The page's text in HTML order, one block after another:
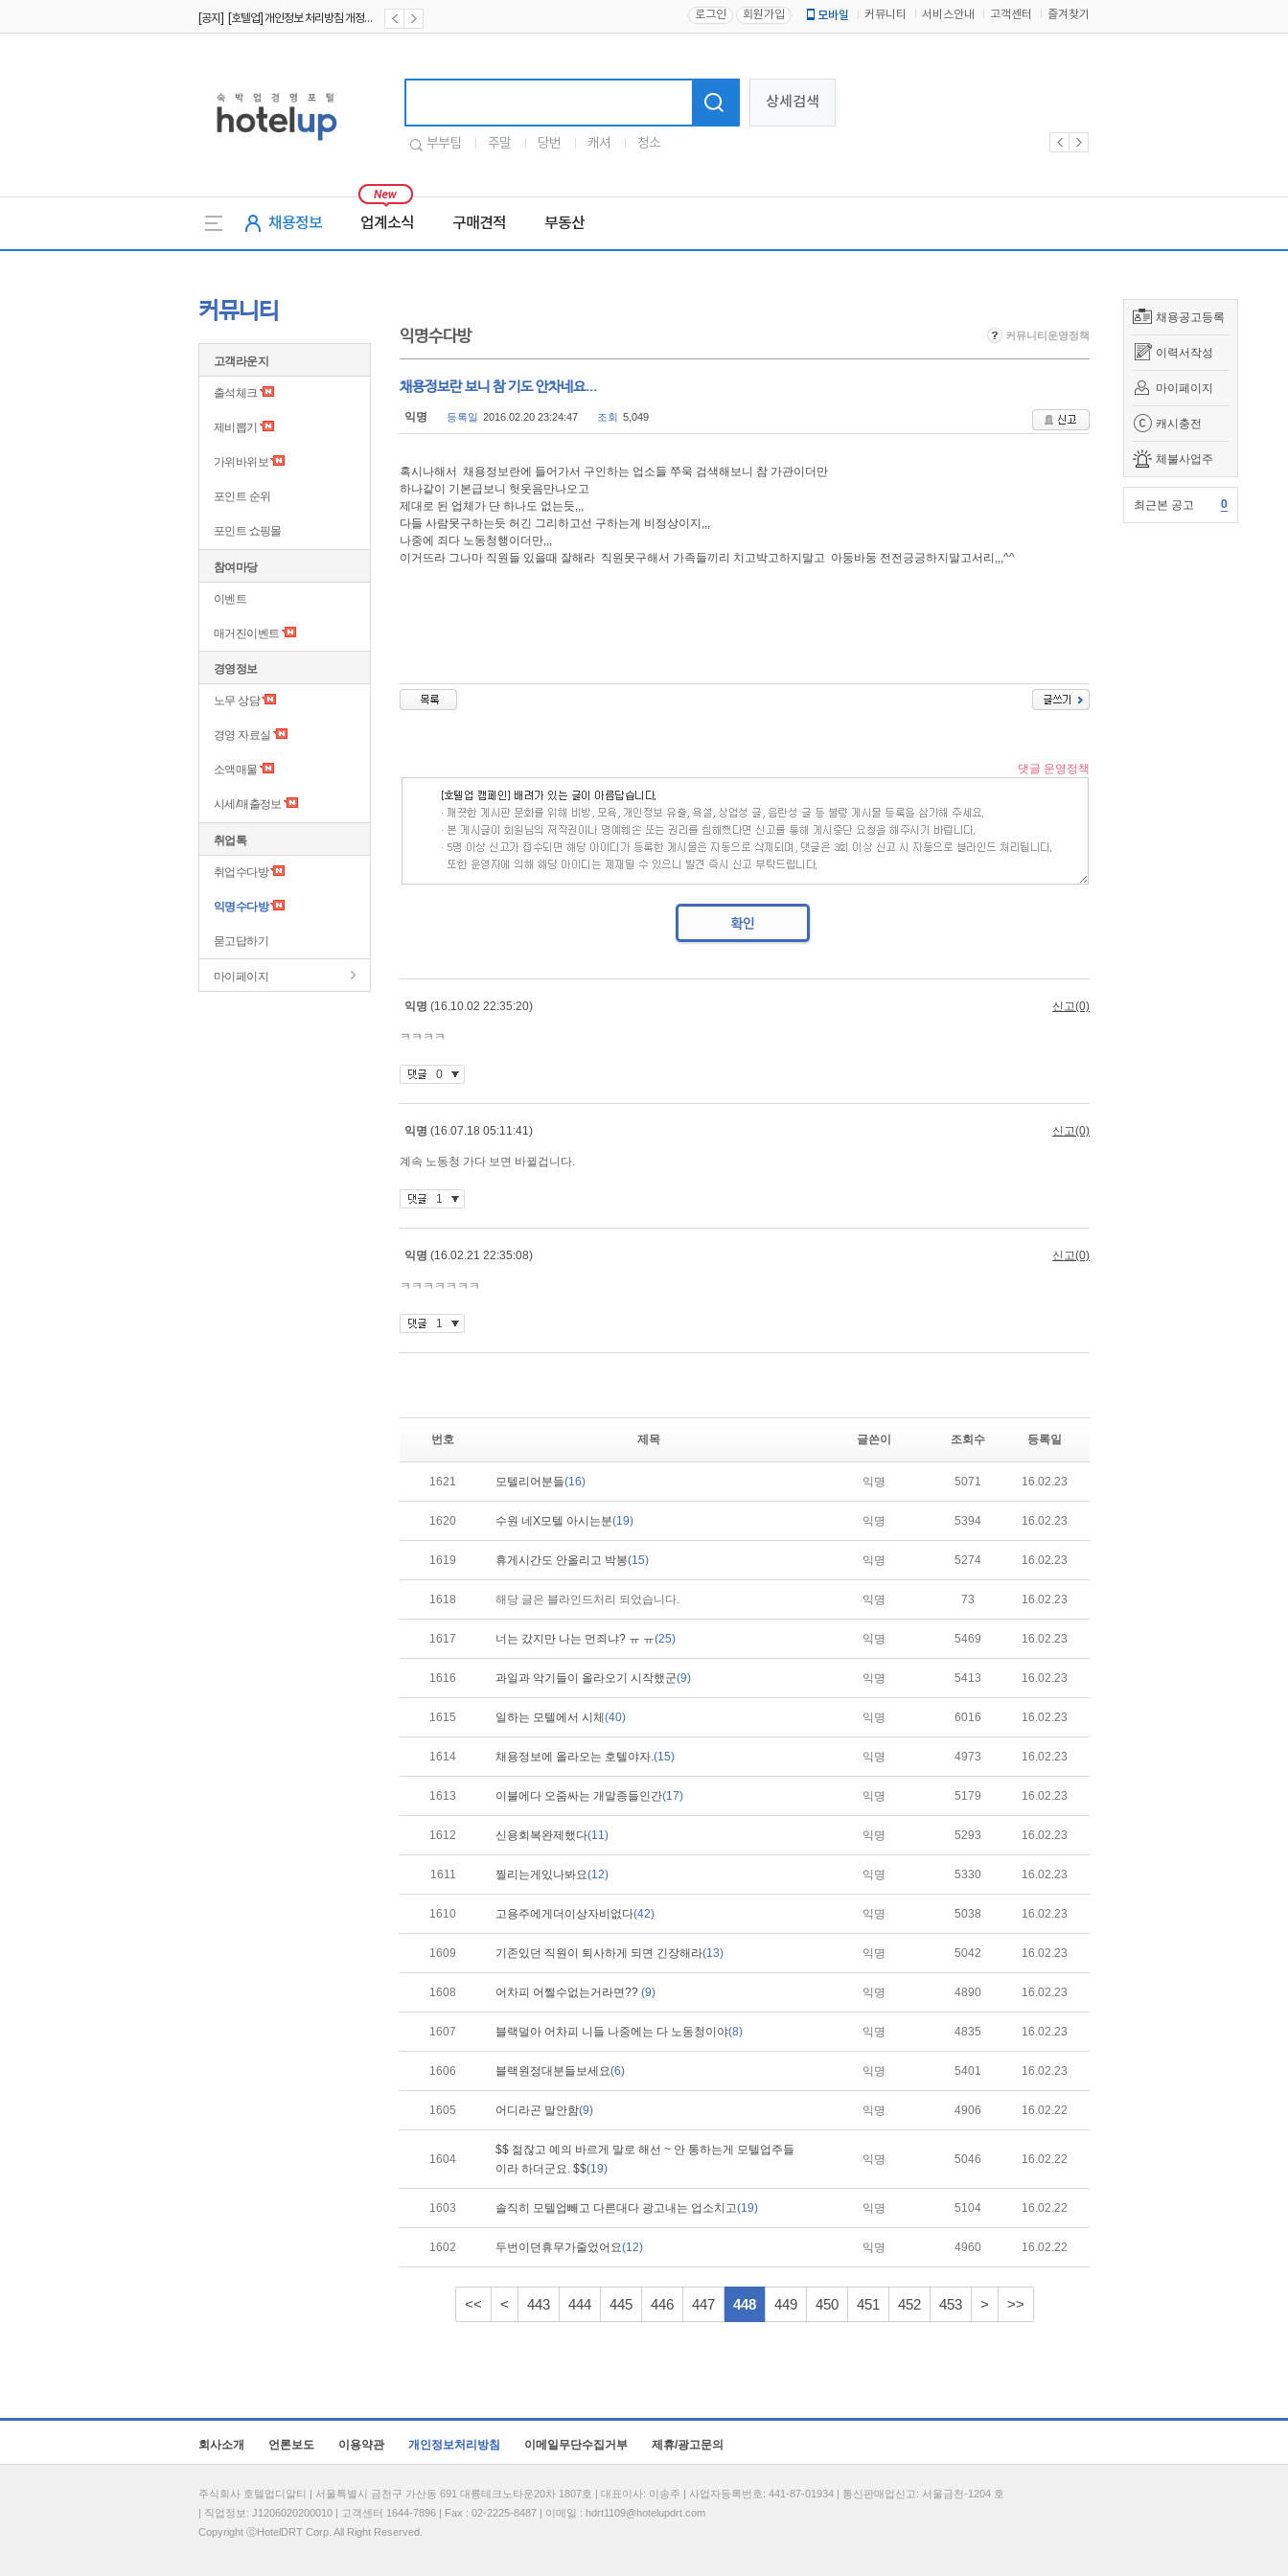
[공지] [호텔업] 개인정보 처리방침 개정본2 (19.09.02) 로그인 회원가입 모바일 커뮤니티 서비스안내 고객센터 즐겨찾기
상세검색
부부팀 주말 당번 캐셔 청소
채용정보 업계소식 구매견적 부동산
채용공고등록
이력서작성
마이페이지
캐시충전
체불사업주
최근본 공고 0
커뮤니티
고객라운지
출석체크
제비뽑기
가위바위보
포인트 순위
포인트 쇼핑몰
참여마당
이벤트
매거진이벤트
경영정보
노무 상담
경영 자료실
소액매물
시세/매출정보
취업톡
취업수다방
익명수다방
묻고답하기
마이페이지
익명수다방 커뮤니티운영정책
채용정보란 보니 참 기도 안차네요...
익명 등록일 2016.02.20 23:24:47 조회 5,049
혹시나해서 채용정보란에 들어가서 구인하는 업소들 쭈욱 검색해보니 참 가관이더만
하나같이 기본급보니 헛웃음만나오고
제대로 된 업체가 단 하나도 없는듯,,,
다들 사람못구하는듯 허긴 그리하고선 구하는게 비정상이지,,,
나중에 죄다 노동청행이더만,,,
이거뜨라 그나마 직원들 있을때 잘해라 직원못구해서 가족들끼리 치고박고하지말고 아둥바둥 전전긍긍하지말고서리,,,^^
번호 제목 글쓴이 조회수 등록일
1621 모텔리어분들(16) 익명 5071 16.02.23
1620 수원 네X모텔 아시는분(19) 익명 5394 16.02.23
1619 휴게시간도 안올리고 박봉(15) 익명 5274 16.02.23
1618 해당 글은 블라인드처리 되었습니다. 익명 73 16.02.23
1617 너는 갔지만 나는 먼죄냐? ㅠ ㅠ(25) 익명 5469 16.02.23
1616 과일과 악기들이 올라오기 시작했군(9) 익명 5413 16.02.23
1615 일하는 모텔에서 시체 (40) 익명 6016 16.02.23
1614 채용정보에 올라오는 호텔야자.(15) 익명 4973 16.02.23
1613 이불에다 오줌싸는 개말종들인간(17) 익명 5179 16.02.23
1612 신용회복완제했다(11) 익명 5293 16.02.23
1611 찔리는게있나봐요(12) 익명 5330 16.02.23
1610 고용주에게더이상자비없다(42) 익명 5038 16.02.23
1609 기존있던 직원이 퇴사하게 되면 긴장해라(13) 익명 5042 16.02.23
1608 어차피 어쩔수없는거라면?? (9) 익명 4890 16.02.23
1607 블랙덜아 어차피 니들 나중에는 다 노동청이야(8) 익명 4835 16.02.23
1606 블랙원정대분들보세요(6) 익명 5401 16.02.23
1605 어디라곤 말안함(9) 익명 4906 16.02.22
1604
$$ 젊잖고 예의 바르게 말로 해선 ~ 안 통하는게 모텔업주들
이라 하더군요. $$(19)
익명 5046 16.02.22
1603 솔직히 모텔업빼고 다른대다 광고내는 업소치고(19) 익명 5104 16.02.22
1602 두번이던휴무가줄었어요(12) 익명 4960 16.02.22
<< < 443 444 445 446 447 448 449 450 451 452 453 > >>
회사소개 언론보도 이용약관 개인정보처리방침 이메일무단수집거부 제휴/광고문의
주식회사 호텔업디알티 | 서울특별시 금천구 가산동 691 대륭테크노타운20차 1807호 | 대표이사: 이송주 | 사업자등록번호: 441-87-01934 | 통신판매업신고: 서울금천-1204 호
| 직업정보: J1206020200010 | 고객센터 1644-7896 | Fax : 02-2225-8487 | 이메일 : hdrt1109@hotelupdrt.com
Copyright ⓒHotelDRT Corp. All Right Reserved.